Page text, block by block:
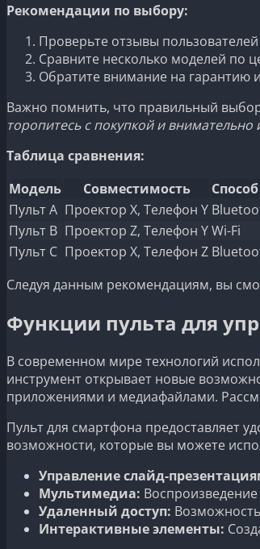
Рекомендации по выбору:
Проверьте отзывы
Сравните несколько моделей по
Обратите внимание на гарантию
Важно помнить, что правильный
торопитесь с покупкой и внимательно
Таблица сравнения:
Модель
Совместимость
Пульт A Проектор X, Телефон Y
Пульт B Проектор Z, Телефон YWi-Fi
Пульт C Проектор X, Телефон Z
Следуя данным рекомендациям, вы
Функции пульта для
В современном мире технологий
инструмент открывает новые
приложениями и медиафайлами.
Пульт для смартфона предоставляет
возможности, которые вы можете
Управление слайд-
Мультимедиа:
Удаленный доступ:
Интерактивные элементы: